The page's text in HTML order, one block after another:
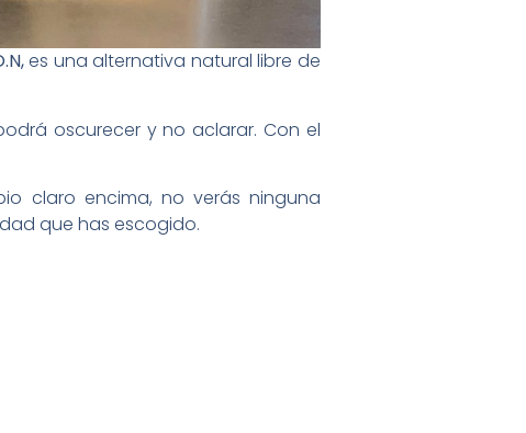
es una alternativa natural libre de
oscurecer y no aclarar. Con el
claro encima, no verás ninguna
que has escogido.⁠